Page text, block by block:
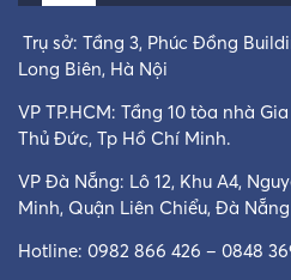
Trụ sở: Tầng 3, Phúc Đồng
Long Biên, Hà Nội
VP TP.HCM: Tầng 10 tòa nhà
Thủ Đức, Tp Hồ Chí Minh.
VP Đà Nẵng: Lô 12, Khu A4,
Minh, Quận Liên Chiểu, Đà Nẵng
Hotline: 0982 866 426 – 0848